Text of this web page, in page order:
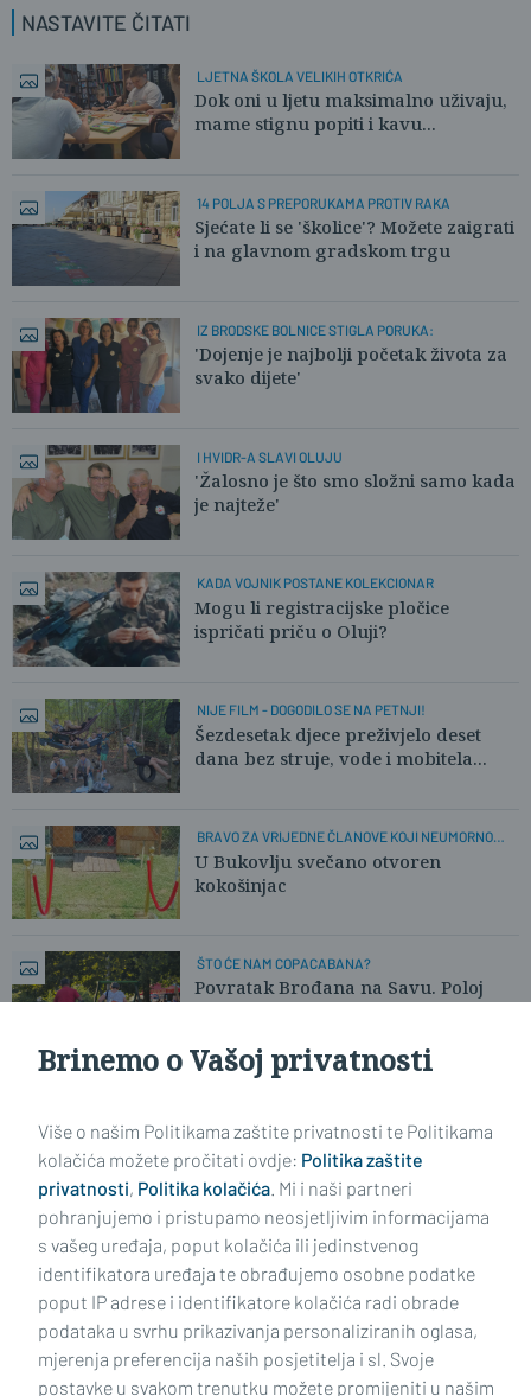
NASTAVITE ČITATI
LJETNA ŠKOLA VELIKIH OTKRIĆA
Dok oni u ljetu maksimalno uživaju,
mame stignu popiti i kavu...
14 POLJA S PREPORUKAMA PROTIV RAKA
Sjećate li se 'školice'? Možete zaigrati
i na glavnom gradskom trgu
IZ BRODSKE BOLNICE STIGLA PORUKA:
'Dojenje je najbolji početak života za
svako dijete'
I HVIDR-A SLAVI OLUJU
'Žalosno je što smo složni samo kada
je najteže'
KADA VOJNIK POSTANE KOLEKCIONAR
Mogu li registracijske pločice
ispričati priču o Oluji?
NIJE FILM - DOGODILO SE NA PETNJI!
Šezdesetak djece preživjelo deset
dana bez struje, vode i mobitela...
BRAVO ZA VRIJEDNE ČLANOVE KOJI NEUMORNO
RADE!
U Bukovlju svečano otvoren
kokošinjac
ŠTO ĆE NAM COPACABANA?
Povratak Brođana na Savu. Poloj
Impressum Uvjeti korištenja Politika privatnosti
Brinemo o Vašoj privatnosti
Više o našim Politikama zaštite privatnosti te Politikama
kolačića možete pročitati ovdje: Politika zaštite
privatnosti, Politika kolačića. Mi i naši partneri
pohranjujemo i pristupamo neosjetljivim informacijama
s vašeg uređaja, poput kolačića ili jedinstvenog
identifikatora uređaja te obrađujemo osobne podatke
poput IP adrese i identifikatore kolačića radi obrade
podataka u svrhu prikazivanja personaliziranih oglasa,
mjerenja preferencija naših posjetitelja i sl. Svoje
postavke u svakom trenutku možete promijeniti u našim